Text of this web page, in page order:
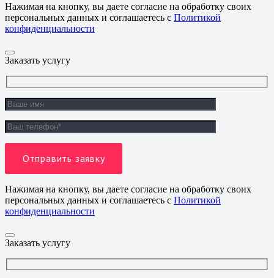
Нажимая на кнопку, вы даете согласие на обработку своих
персональных данных и соглашаетесь с Политикой
конфиденциальности
Заказать услугу
Нажимая на кнопку, вы даете согласие на обработку своих
персональных данных и соглашаетесь с Политикой
конфиденциальности
Заказать услугу